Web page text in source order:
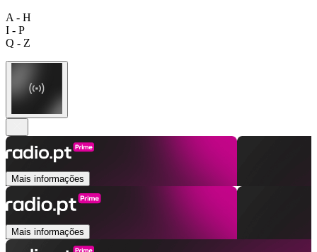
A - H
I - P
Q - Z
Mais informações
Mais informações